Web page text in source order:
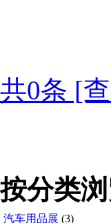
共0条 [
按分类
汽车用品展 (3)